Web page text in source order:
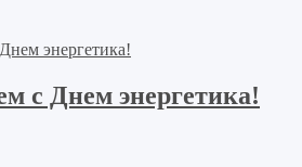
с Днем энергетика!